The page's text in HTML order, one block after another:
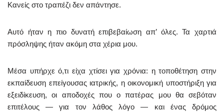
Κανείς στο τραπέζι δεν απάντησε.
Αυτό ήταν η πιο δυνατή επιβεβαίωση απ’ όλες. Τα χαρτιά
πρόσληψης ήταν ακόμη στα χέρια μου.
Μέσα υπήρχε ό,τι είχα χτίσει για χρόνια: η τοποθέτηση στην
εκπαίδευση επείγουσας ιατρικής, η οικονομική υποστήριξη για
εξειδίκευση, οι αποδοχές που ο πατέρας μου θα σεβόταν
επιτέλους — για τον λάθος λόγο — και ένας δρόμος